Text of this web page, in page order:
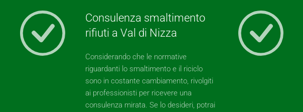
Consulenza smaltimento
rifiuti a Val di Nizza
Considerando che le normative
riguardanti lo smaltimento e il riciclo
sono in costante cambiamento, rivolgiti
ai professionisti per ricevere una
consulenza mirata. Se lo desideri, potrai